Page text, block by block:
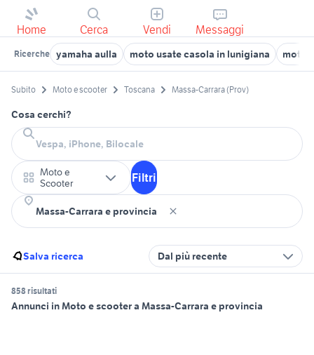
Home Cerca Vendi Messaggi
Ricerche yamaha aulla moto usate casola in lunigiana moto
Subito Moto e scooter Toscana Massa-Carrara (Prov)
Cosa cerchi?
Moto e
Scooter
Filtri
Salva ricerca Dal più recente
858 risultati
Annunci in Moto e scooter a Massa-Carrara e provincia